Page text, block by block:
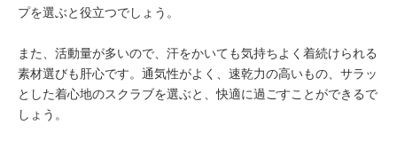
プを選ぶと役立つでしょう。
また、活動量が多いので、汗をかいても気持ちよく着続けられる
素材選びも肝心です。通気性がよく、速乾力の高いもの、サラッ
とした着心地のスクラブを選ぶと、快適に過ごすことができるで
しょう。